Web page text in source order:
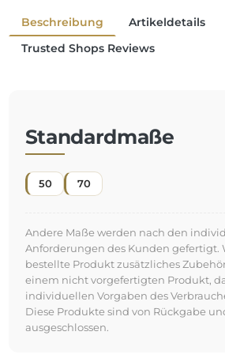
Beschreibung Artikeldetails
Trusted Shops Reviews
Standardmaße
50 70
Andere Maße werden nach den
Anforderungen des Kunden gefertigt.
bestellte Produkt zusätzliches
einem nicht vorgefertigten Produkt,
individuellen Vorgaben des
Diese Produkte sind von Rückgabe
ausgeschlossen.